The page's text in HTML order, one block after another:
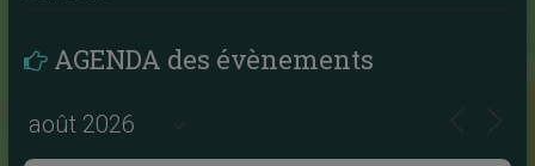
AGENDA des évènements